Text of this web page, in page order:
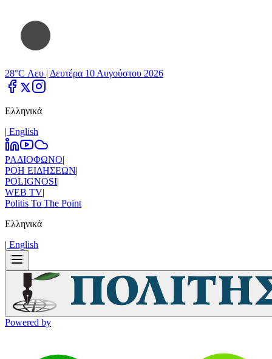
28°C Λευ | Δευτέρα 10 Αυγούστου 2026
Ελληνικά
| Εnglish
ΡΑΔΙΟΦΩΝΟ|
ΡΟΗ ΕΙΔΗΣΕΩΝ|
POLIGNOSI|
WEB TV|
Politis To The Point
Ελληνικά
| Εnglish
Powered by